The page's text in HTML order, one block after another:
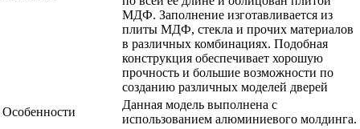
МДФ. Заполнение изготавливается из
плиты МДФ, стекла и прочих материалов
в различных комбинациях. Подобная
конструкция обеспечивает хорошую
прочность и большие возможности по
созданию различных моделей дверей
Особенности
Данная модель выполнена с
использованием алюминиевого молдинга.